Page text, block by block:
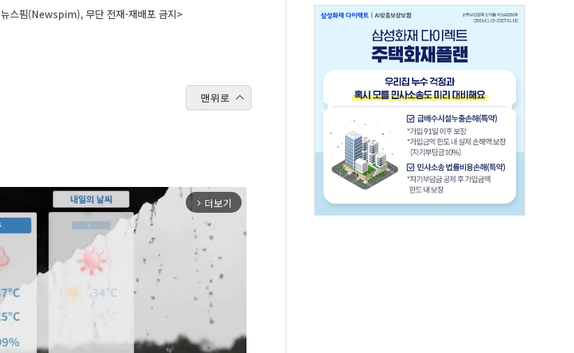
스핌(Newspim), 무단 전재-재배포 금지>
맨위로
arrow_forward_ios 더보기